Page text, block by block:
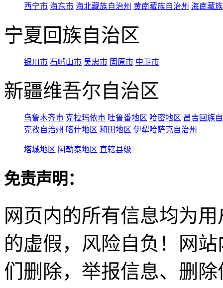
西宁市 海东市 海北藏族自治州 黄南藏族自治州 海南藏
宁夏回族自治区
银川市 石嘴山市 吴忠市 固原市 中卫市
新疆维吾尔自治区
乌鲁木齐市 克拉玛依市 吐鲁番地区 哈密地区 昌吉回族
克孜自治州 喀什地区 和田地区 伊犁哈萨克自治州
塔城地区 阿勒泰地区 直辖县级
免责声明：
网页内的所有信息均为
的虚假，风险自负！网
们删除，举报信息、删